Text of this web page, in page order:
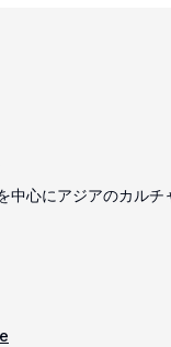
中心にアジアのカルチ